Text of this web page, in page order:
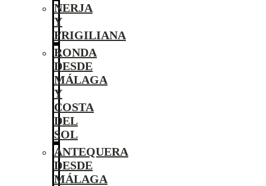
NERJA
Y
FRIGILIANA
RONDA
DESDE
MÁLAGA
Y
COSTA
DEL
SOL
ANTEQUERA
DESDE
MÁLAGA